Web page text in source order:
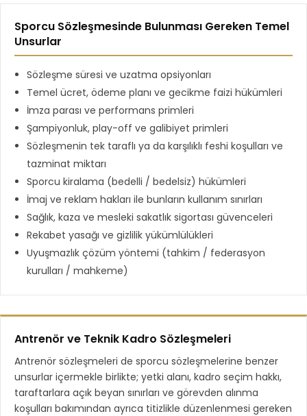
Sporcu Sözleşmesinde Bulunması Gereken Temel
Unsurlar
Sözleşme süresi ve uzatma opsiyonları
Temel ücret, ödeme planı ve gecikme faizi hükümleri
İmza parası ve performans primleri
Şampiyonluk, play-off ve galibiyet primleri
Sözleşmenin tek taraflı ya da karşılıklı feshi koşulları ve
tazminat miktarı
Sporcu kiralama (bedelli / bedelsiz) hükümleri
İmaj ve reklam hakları ile bunların kullanım sınırları
Sağlık, kaza ve mesleki sakatlık sigortası güvenceleri
Rekabet yasağı ve gizlilik yükümlülükleri
Uyuşmazlık çözüm yöntemi (tahkim / federasyon
kurulları / mahkeme)
Antrenör ve Teknik Kadro Sözleşmeleri
Antrenör sözleşmeleri de sporcu sözleşmelerine benzer
unsurlar içermekle birlikte; yetki alanı, kadro seçim hakkı,
taraftarlara açık beyan sınırları ve görevden alınma
koşulları bakımından ayrıca titizlikle düzenlenmesi gereken